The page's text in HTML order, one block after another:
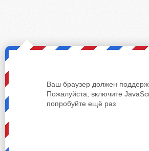
Ваш браузер должен
Пожалуйста, включите
попробуйте ещё раз